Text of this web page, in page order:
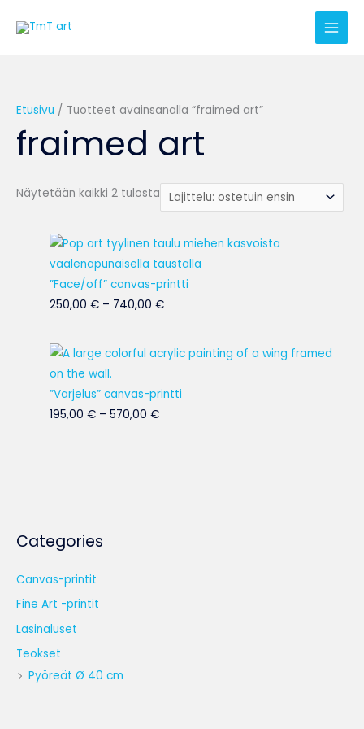
sisältöön
Categories
Canvas-printit
Fine Art -printit
Lasinaluset
Teokset
Pyöreät Ø 40 cm
Etusivu / Tuotteet avainsanalla “fraimed art”
fraimed art
Näytetään kaikki 2 tulosta
”Face/off” canvas-printti
250,00€ – 740,00€
Hintaluokka:
250,00 €
-
740,00 €
”Varjelus” canvas-printti
195,00€ – 570,00€
Hintaluokka:
-
570,00 €